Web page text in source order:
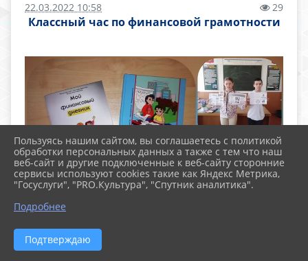
22.03.2022 10:58 29
Классный час по финансовой грамотности
Пользуясь нашим сайтом, вы соглашаетесь с политикой
обработки персональных данных а также с тем что наш
веб-сайт и другие подключенные к веб-сайту сторонние
сервисы используют cookies такие как Яндекс Метрика,
"Госуслуги", "PRO.Культура", "Спутник аналитика".
Подробнее
Подтверждаю